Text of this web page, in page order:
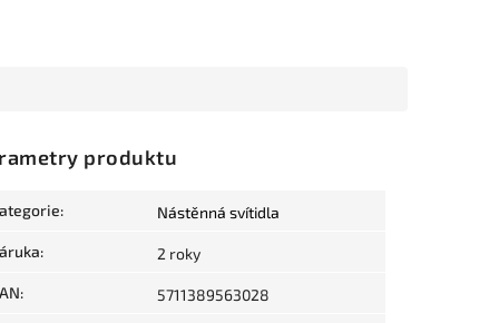
produktu
: Nástěnná svítidla
: 2 roky
: 5711389563028